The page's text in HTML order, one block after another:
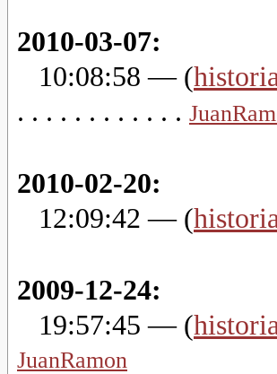
2010-03-07:
10:08:58 — (
. . . . . . . . . . . .
2010-02-20:
12:09:42 — (
2009-12-24:
19:57:45 — (
JuanRamon